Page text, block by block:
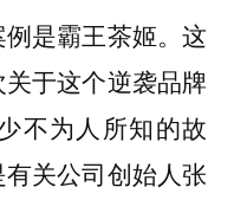
是霸王茶姬。这
于这个逆袭品牌
不为人所知的故
关公司创始人张